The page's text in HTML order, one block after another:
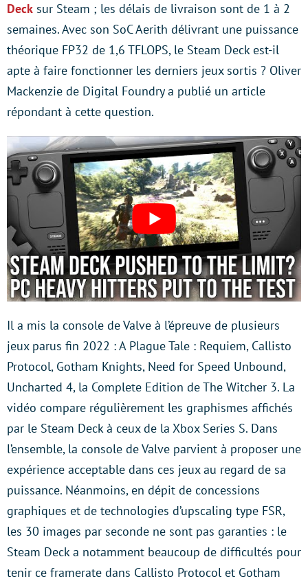
Deck sur Steam ; les délais de livraison sont de 1 à 2
semaines. Avec son SoC Aerith délivrant une puissance
théorique FP32 de 1,6 TFLOPS, le Steam Deck est-il
apte à faire fonctionner les derniers jeux sortis ? Oliver
Mackenzie de Digital Foundry a publié un article
répondant à cette question.
Il a mis la console de Valve à l’épreuve de plusieurs
jeux parus fin 2022 : A Plague Tale : Requiem, Callisto
Protocol, Gotham Knights, Need for Speed Unbound,
Uncharted 4, la Complete Edition de The Witcher 3. La
vidéo compare régulièrement les graphismes affichés
par le Steam Deck à ceux de la Xbox Series S. Dans
l’ensemble, la console de Valve parvient à proposer une
expérience acceptable dans ces jeux au regard de sa
puissance. Néanmoins, en dépit de concessions
graphiques et de technologies d’upscaling type FSR,
les 30 images par seconde ne sont pas garanties : le
Steam Deck a notamment beaucoup de difficultés pour
tenir ce framerate dans Callisto Protocol et Gotham